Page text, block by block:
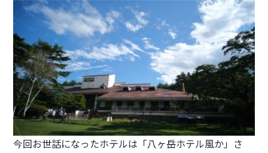
今回お世話になったホテルは「八ヶ岳ホテル風か」さ